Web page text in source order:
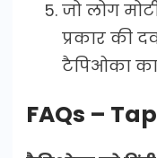
जो लोग
प्रकार की
टैपिओका
FAQs –